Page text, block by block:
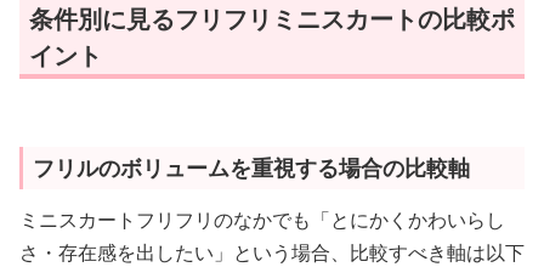
条件別に見るフリフリミニスカートの比較ポ
イント
フリルのボリュームを重視する場合の比較軸
ミニスカートフリフリのなかでも「とにかくかわいらし
さ・存在感を出したい」という場合、比較すべき軸は以下